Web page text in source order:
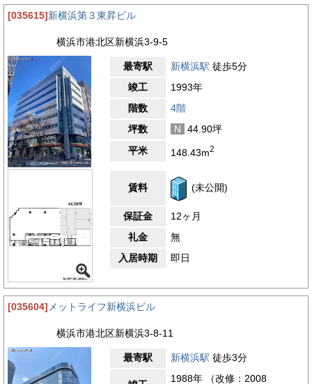
[035615]新横浜第３東昇ビル
横浜市港北区新横浜3-9-5
最寄駅 新横浜駅 徒歩5分
竣工
1993年
階数
4階
坪数
N
44.90坪
平米
148.43m2
賃料 (未公開)
保証金
12ヶ月
礼金
無
入居時期
即日
[035604] メットライフ新横浜ビル
横浜市港北区新横浜3-8-11
最寄駅 新横浜駅 徒歩3分
1988年 （改修：2008